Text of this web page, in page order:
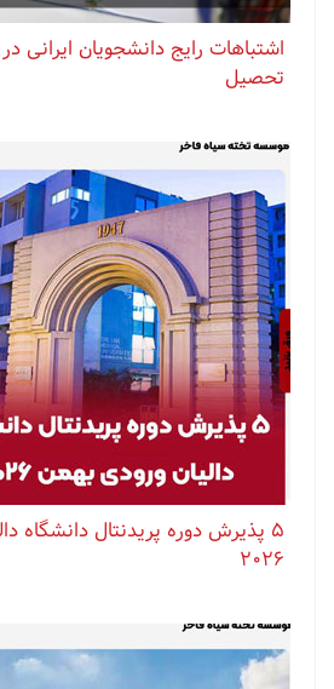
اشتباهات رایج دانشجویان ایرانی
تحصیل
۵ پذیرش دوره پریدنتال دانشگاه
۲۰۲۶